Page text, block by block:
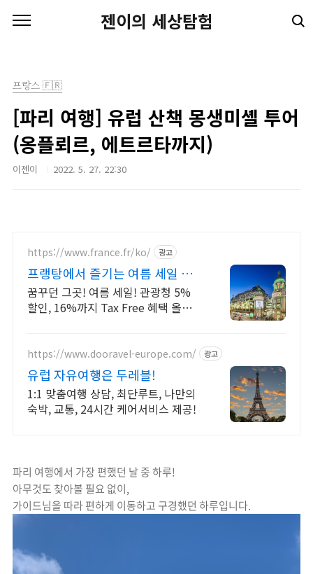
젠이의 세상탐험
프랑스 🇫🇷
[파리 여행] 유럽 산책 몽생미셸 투어
(옹플뢰르, 에트르타까지)
이젠이 2022. 5. 27. 22:30
https://www.france.fr/ko/ 광고
프랭탕에서 즐기는 여름 세일 무
료 에펠탑뷰 테라스
꿈꾸던 그곳! 여름 세일! 관광청 5%
할인, 16%까지 Tax Free 혜택 올해
https://www.dooravel-europe.com/ 광고
유럽 자유여행은 두레블!
1:1 맞춤여행 상담, 최단루트, 나만의
숙박, 교통, 24시간 케어서비스 제공!
파리 여행에서 가장 편했던 날 중 하루!
아무것도 찾아볼 필요 없이,
가이드님을 따라 편하게 이동하고 구경했던 하루입니다.